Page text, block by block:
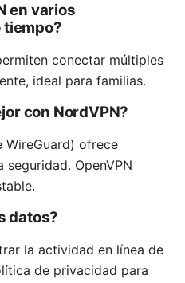
en varios
conectar múltiples
ideal para familias.
con NordVPN?
WireGuard) ofrece
OpenVPN
datos?
la actividad en línea de
de privacidad para